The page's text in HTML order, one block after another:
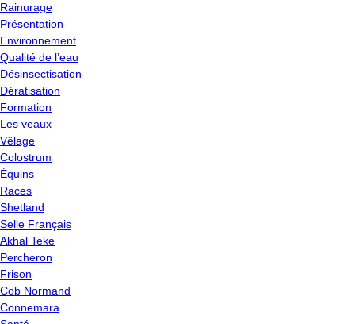
Rainurage
Présentation
Environnement
Qualité de l’eau
Désinsectisation
Dératisation
Formation
Les veaux
Vêlage
Colostrum
Équins
Races
Shetland
Selle Français
Akhal Teke
Percheron
Frison
Cob Normand
Connemara